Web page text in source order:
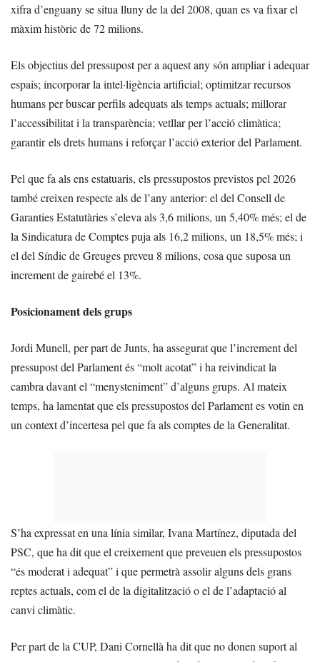
xifra d’enguany se situa lluny de la del 2008, quan es va fixar el
màxim històric de 72 milions.
Els objectius del pressupost per a aquest any són ampliar i adequar
espais; incorporar la intel·ligència artificial; optimitzar recursos
humans per buscar perfils adequats als temps actuals; millorar
l’accessibilitat i la transparència; vetllar per l’acció climàtica;
garantir els drets humans i reforçar l’acció exterior del Parlament.
Pel que fa als ens estatuaris, els pressupostos previstos pel 2026
també creixen respecte als de l’any anterior: el del Consell de
Garanties Estatutàries s’eleva als 3,6 milions, un 5,40% més; el de
la Sindicatura de Comptes puja als 16,2 milions, un 18,5% més; i
el del Síndic de Greuges preveu 8 milions, cosa que suposa un
increment de gairebé el 13%.
Posicionament dels grups
Jordi Munell, per part de Junts, ha assegurat que l’increment del
pressupost del Parlament és “molt acotat” i ha reivindicat la
cambra davant el “menysteniment” d’alguns grups. Al mateix
temps, ha lamentat que els pressupostos del Parlament es votin en
un context d’incertesa pel que fa als comptes de la Generalitat.
S’ha expressat en una línia similar, Ivana Martínez, diputada del
PSC, que ha dit que el creixement que preveuen els pressupostos
“és moderat i adequat” i que permetrà assolir alguns dels grans
reptes actuals, com el de la digitalització o el de l’adaptació al
canvi climàtic.
Per part de la CUP, Dani Cornellà ha dit que no donen suport al